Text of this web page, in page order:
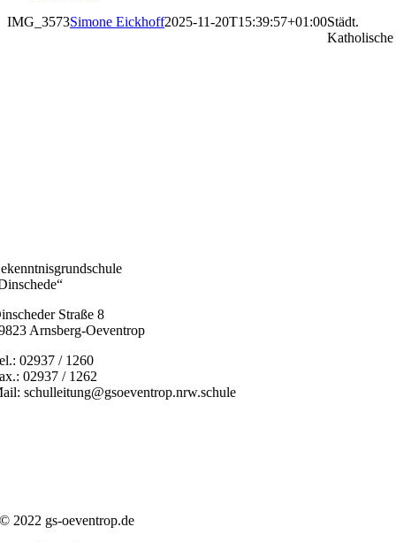
IMG_3573Simone Eickhoff2025-11-20T15:39:57+01:00Städt.
Katholische
Straße 8
Arnsberg-Oeventrop
02937 / 1260
02937 / 1262
schulleitung@gsoeventrop.nrw.schule
© 2022 gs-oeventrop.de